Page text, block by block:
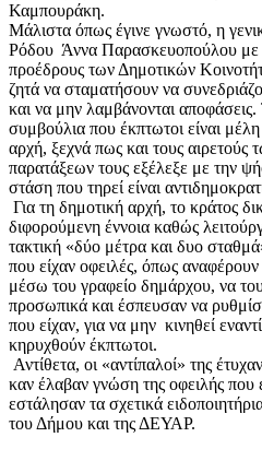
Καμπουράκη.
Μάλιστα όπως έγινε γνωστό, η
Ρόδου Άννα Παρασκευοπούλου με
προέδρους των Δημοτικών
ζητά να σταματήσουν να
και να μην λαμβάνονται αποφάσεις.
συμβούλια που έκπτωτοι είναι
αρχή, ξεχνά πως και τους
παρατάξεων τους εξέλεξε με την
στάση που τηρεί είναι
Για τη δημοτική αρχή, το κράτος
διφορούμενη έννοια καθώς
τακτική «δύο μέτρα και δυο
που είχαν οφειλές, όπως
μέσω του γραφείο δημάρχου, να
προσωπικά και έσπευσαν να
που είχαν, για να μην κινηθεί
κηρυχθούν έκπτωτοι.
Αντίθετα, οι «αντίπαλοί» της
καν έλαβαν γνώση της οφειλής που
εστάλησαν τα σχετικά
του Δήμου και της ΔΕΥΑΡ.